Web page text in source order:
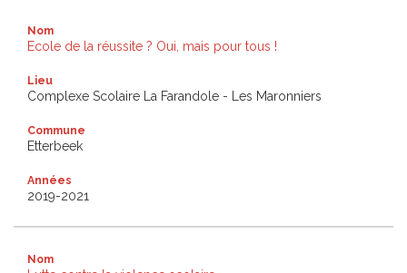
Nom
Ecole de la réussite ? Oui, mais pour tous !
Lieu
Complexe Scolaire La Farandole - Les Maronniers
Commune
Etterbeek
Années
2019-2021
Nom